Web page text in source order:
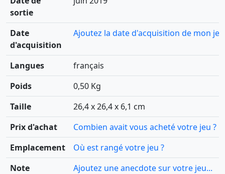
sortie
Date
d'acquisition
Ajoutez la date d'acquisition de mon jeu
Langues
français
Poids
0,50 Kg
Taille
26,4 x 26,4 x 6,1 cm
Prix d'achat
Combien avait vous acheté votre jeu ?
Emplacement
Où est rangé votre jeu ?
Note
Ajoutez une anecdote sur votre jeu...